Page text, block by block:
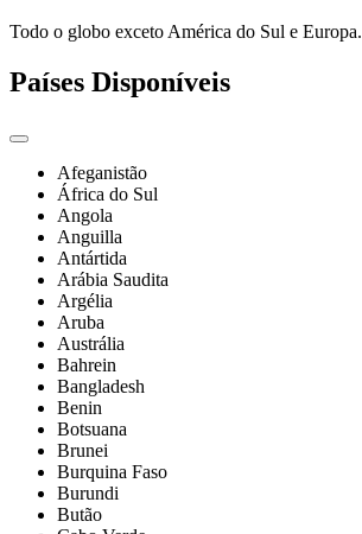
Todo o globo exceto América do Sul e Europa.
Países Disponíveis
Afeganistão
África do Sul
Angola
Anguilla
Antártida
Arábia Saudita
Argélia
Aruba
Austrália
Bahrein
Bangladesh
Benin
Botsuana
Brunei
Burquina Faso
Burundi
Butão